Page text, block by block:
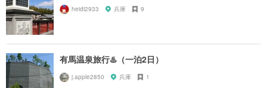
heidi2933 兵庫 9
有馬温泉旅行♨️（一泊2日）
j.apple2850 兵庫 1